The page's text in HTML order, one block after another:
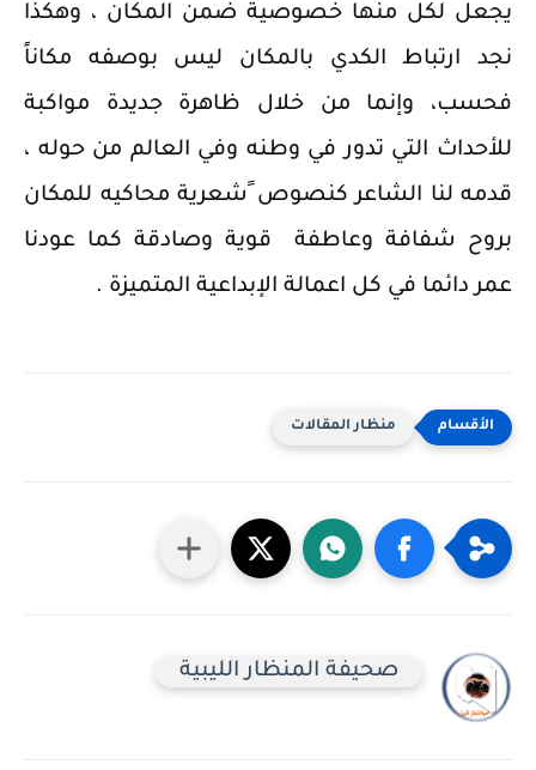
يجعل لكل منها خصوصية ضمن المكان ، وهكذا
نجد ارتباط الكدي بالمكان ليس بوصفه مكاناً
فحسب، وإنما من خلال ظاهرة جديدة مواكبة
للأحداث التي تدور في وطنه وفي العالم من حوله ،
قدمه لنا الشاعر كنصوص ًشعرية محاكيه للمكان
بروح شفافة وعاطفة قوية وصادقة كما عودنا
عمر دائما في كل اعمالة الإبداعية المتميزة .
منظار المقالات
صحيفة المنظار الليبية